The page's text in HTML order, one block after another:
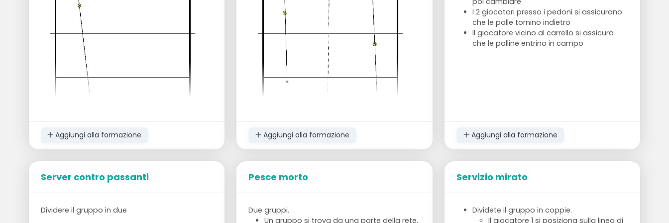
Il tappetino può essere spostato per
passare all'altra direzione.
Dividere il gruppo in due squadre.
2 pedine al centro di ogni campo come
Aggiungi alla formazione
Creare coppie con 1 palla
pedine di colori diversi. Tante quante sono
Aggiungi alla formazione
I 2 giocatori presso i pedoni si assicurano
che le palle tornino indietro
Il giocatore vicino al carrello si assicura
che le palline entrino in campo
Aggiungi alla formazione
Server contro passanti
Dividere il gruppo in due
Pesce morto
Due gruppi.
Un gruppo si trova da una parte della rete,
Servizio mirato
Dividete il gruppo in coppie.
Il giocatore 1 si posiziona sulla linea di